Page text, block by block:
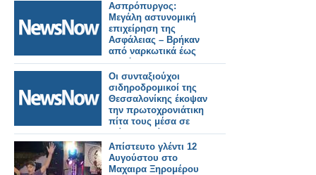
Ασπρόπυργος:
Μεγάλη αστυνομική
επιχείρηση της
Ασφάλειας – Βρήκαν
από ναρκωτικά έως
υλικό του ΟΣΕ
Οι συνταξιούχοι
σιδηροδρομικοί της
Θεσσαλονίκης έκοψαν
την πρωτοχρονιάτικη
πίτα τους μέσα σε
κλίμα συγκίνησης.
Εικόνες και βίντεο
Απίστευτο γλέντι 12
Αυγούστου στο
Μαχαιρα Ξηρομέρου